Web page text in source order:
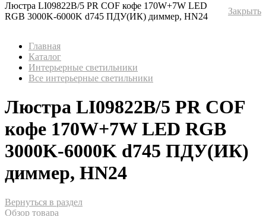
Люстра LI09822B/5 PR COF кофе 170W+7W LED
RGB 3000K-6000K d745 ПДУ(ИК) диммер, HN24
Закрыть
Главная
Каталог
Интерьерные светильники
Все интерьерные светильники
Люстра LI09822B/5 PR COF
кофе 170W+7W LED RGB
3000K-6000K d745 ПДУ(ИК)
диммер, HN24
Вернуться в раздел
Обзор товара